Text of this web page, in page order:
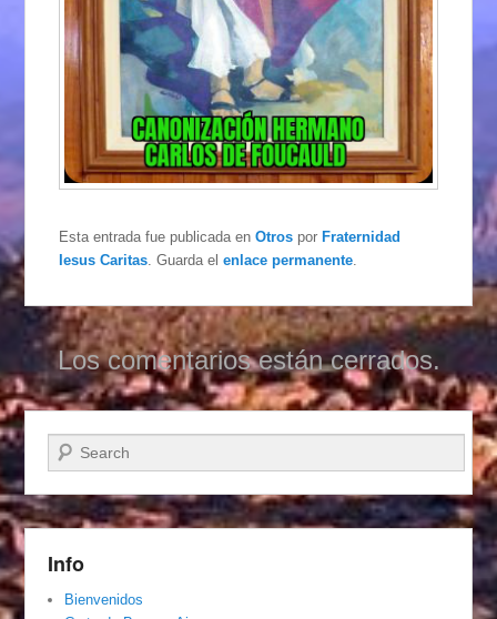
Esta entrada fue publicada enOtros por Fraternidad
Iesus Caritas. Guarda elenlace permanente.
Los comentarios están cerrados.
Buscar
Info
Bienvenidos